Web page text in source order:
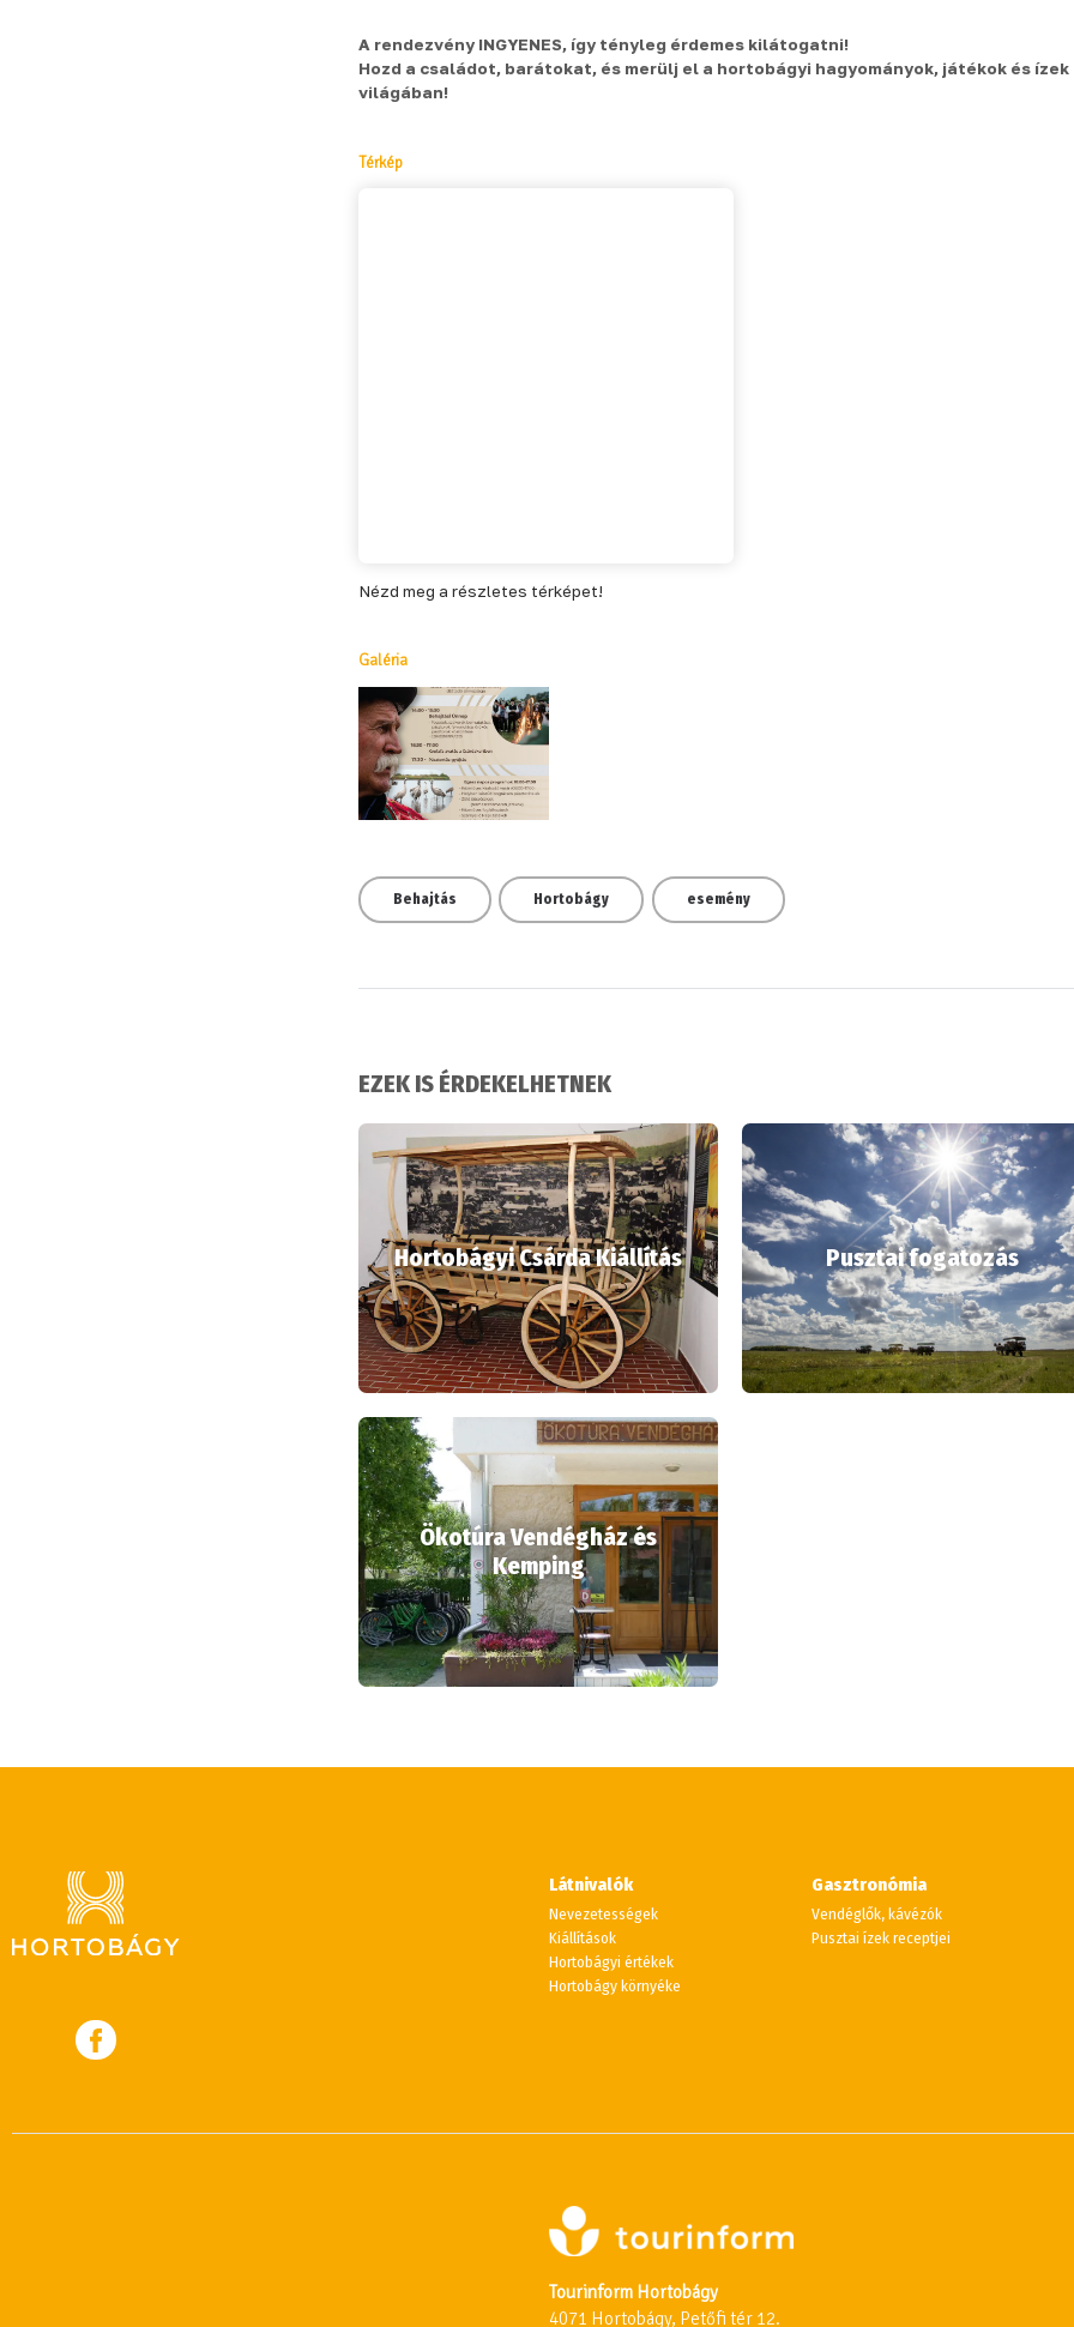
A rendezvény INGYENES, így tényleg érdemes kilátogatni!
Hozd a családot, barátokat, és merülj el a hortobágyi hagyományok, játékok és ízek
világában!
Térkép
Nézd meg a részletes térképet!
Galéria
Behajtás Hortobágy esemény
EZEK IS ÉRDEKELHETNEK
Hortobágyi Csárda Kiállítás Pusztai fogatozás
Ökotúra Vendégház és
Kemping
Látnivalók
Nevezetességek
Kiállítások
Hortobágyi értékek
Hortobágy környéke
Gasztronómia
Vendéglők, kávézók
Pusztai ízek receptjei
Tourinform Hortobágy
4071 Hortobágy, Petőfi tér 12.